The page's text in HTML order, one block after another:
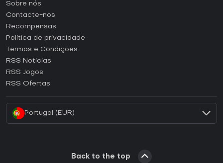
Como ativar uma CD Key Steam?
Como ativar uma CD Key Epic Games?
Como ativar uma CD Key GOG?
Como ativar uma CD Key Ubisoft Connect?
Sobre nós
Contacte-nos
Recompensas
Política de privacidade
Termos e Condições
RSS Noticias
RSS Jogos
RSS Ofertas
Portugal (EUR)
Back to the top